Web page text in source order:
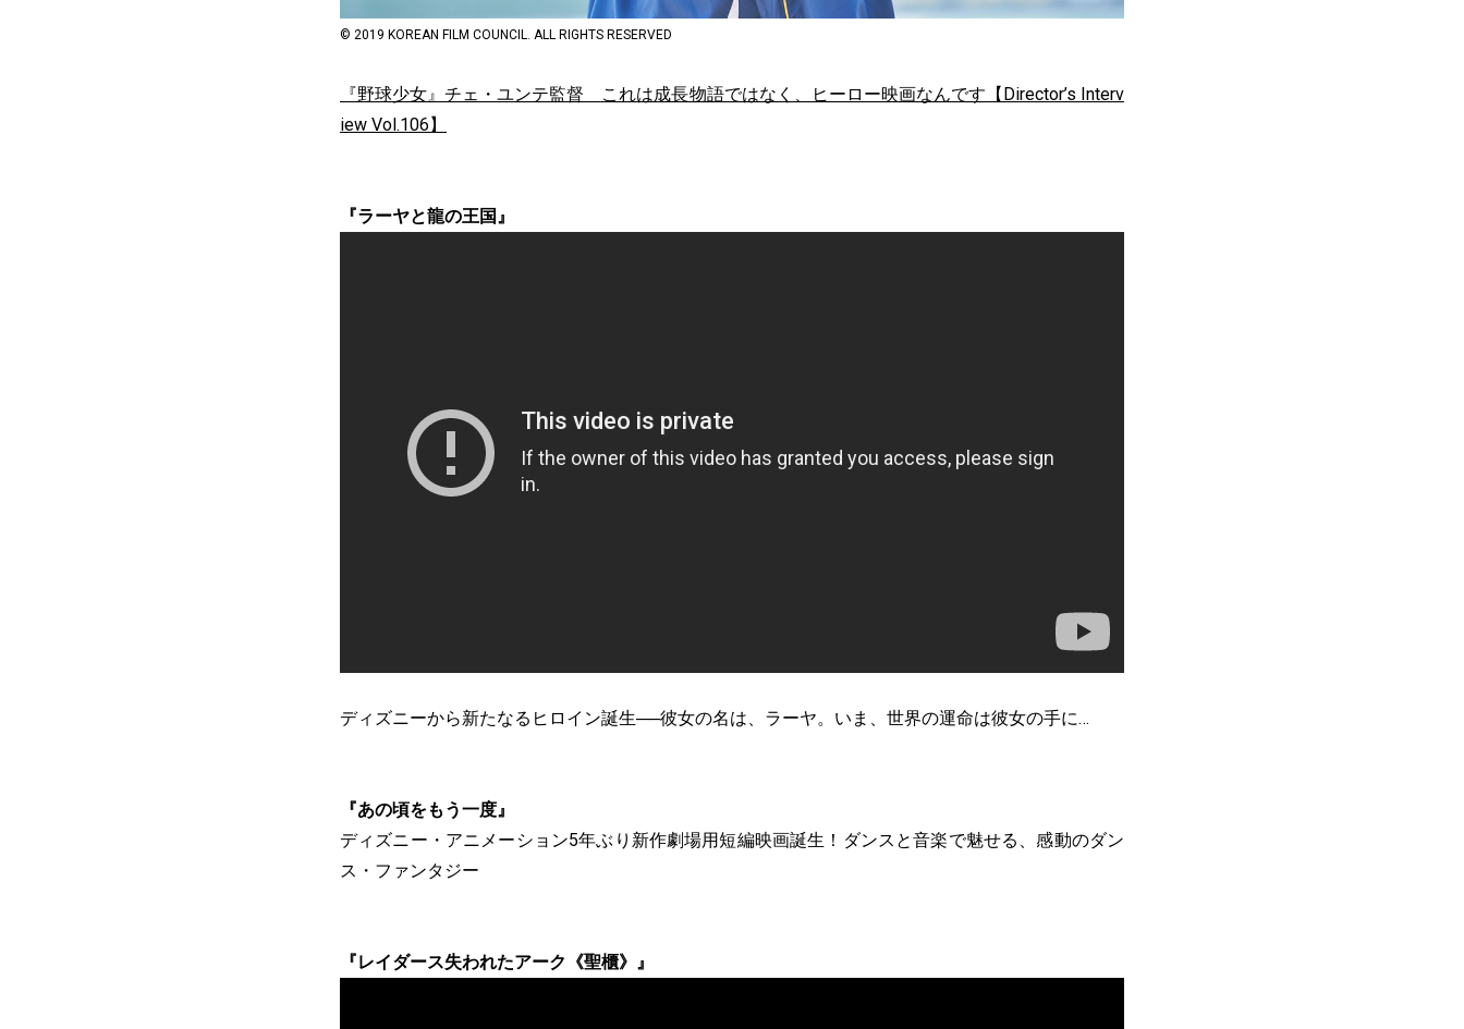
© 2019 KOREAN FILM COUNCIL. ALL RIGHTS RESERVED
『野球少女』チェ・ユンテ監督 これは成長物語ではなく、ヒーロー映画なんです【Director’s Interv
iew Vol.106】
『ラーヤと龍の王国』
ディズニーから新たなるヒロイン誕生──彼女の名は、ラーヤ。いま、世界の運命は彼女の手に…
『あの頃をもう一度』
ディズニー・アニメーション5年ぶり新作劇場用短編映画誕生！ダンスと音楽で魅せる、感動のダン
ス・ファンタジー
『レイダース失われたアーク《聖櫃》』